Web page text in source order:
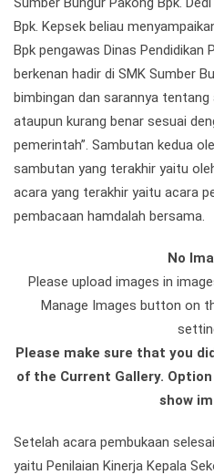
Bpk. Kepsek beliau
Bpk pengawas Dinas Pendidikan
berkenan hadir di SMK Sumber
bimbingan dan sarannya tentang
ataupun kurang benar sesuai
pemerintah”. Sambutan kedua
sambutan yang terakhir yaitu
acara yang terakhir yaitu acara
pembacaan hamdalah bersama.
No
Please upload images in
Manage Images button on
Please make sure that you
of the Current Gallery.
show
Setelah acara pembukaan
yaitu Penilaian Kinerja Kepala